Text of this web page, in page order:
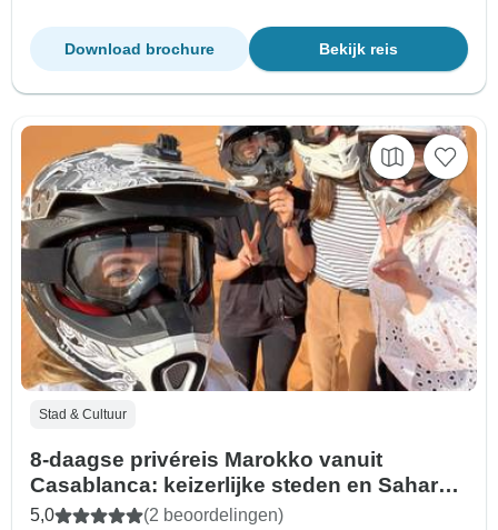
Bekijk reis
Download brochure
Stad & Cultuur
8-daagse privéreis Marokko vanuit
Casablanca: keizerlijke steden en Sahara-
avontuur
5,0 (2 beoordelingen)